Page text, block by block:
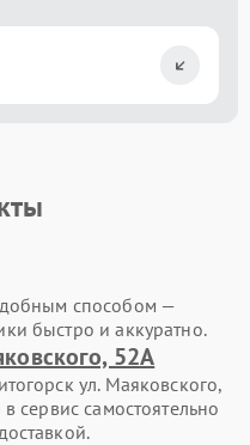
способом —
быстро и аккуратно.
52А
ул. Маяковского,
сервис самостоятельно